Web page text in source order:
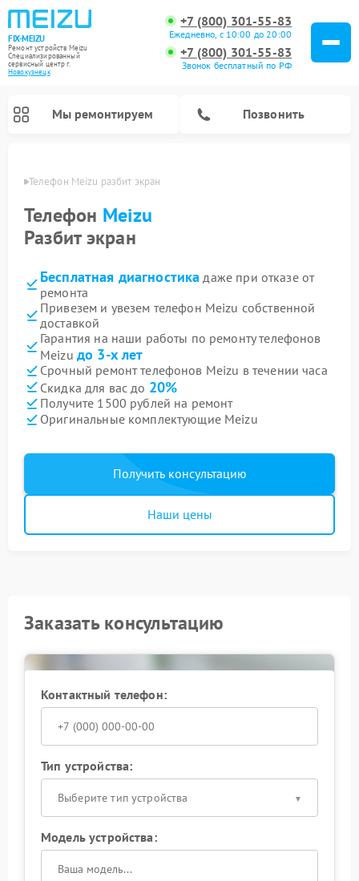
FIX-MEIZU
Ремонт устройств Meizu
Специализированный
cервисный центр г.
Новокузнецк
+7 (800) 301-55-83
Ежедневно, с 10:00 до 20:00
+7 (800) 301-55-83
Звонок бесплатный по РФ
Мы ремонтируем Позвонить
Телефон Meizu разбит экран
Телефон Meizu
Разбит экран
Бесплатная диагностика даже при отказе от
ремонта
Привезем и увезем телефон Meizu собственной
доставкой
Гарантия на наши работы по ремонту телефонов
Meizu до 3-х лет
Срочный ремонт телефонов Meizu в течении часа
Скидка для вас до 20%
Получите 1500 рублей на ремонт
Оригинальные комплектующие Meizu
Получить консультацию
Наши цены
Заказать консультацию
Контактный телефон:
Тип устройства:
Выберите тип устройства
Модель устройства: